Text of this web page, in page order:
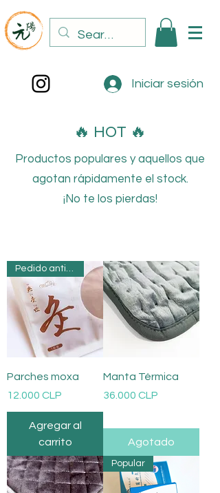
Iniciar sesión
🔥 HOT 🔥
Productos populares y aquellos que
agotan rápidamente el stock.
¡No te los pierdas!
Pedido anticipado
Parches moxa
Precio
12.000 CLP
Agregar al
carrito
Manta Térmica
Precio
36.000 CLP
Agotado
Popular